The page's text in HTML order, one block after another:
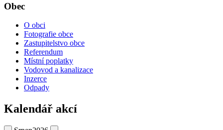
Obec
O obci
Fotografie obce
Zastupitelstvo obce
Referendum
Místní poplatky
Vodovod a kanalizace
Inzerce
Odpady
Kalendář akcí